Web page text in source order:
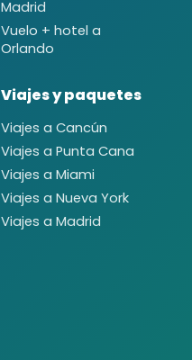
Madrid
Vuelo + hotel a
Orlando
Viajes y paquetes
Viajes a Cancún
Viajes a Punta Cana
Viajes a Miami
Viajes a Nueva York
Viajes a Madrid